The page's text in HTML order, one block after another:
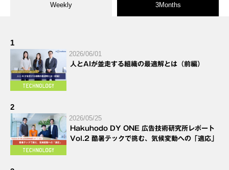
Weekly 3Months
1
2026/06/01
人とAIが並走する組織の最適解とは（前編）
2
2026/05/25
Hakuhodo DY ONE 広告技術研究所レポート
Vol.2 酷暑テックで挑む、気候変動への「適応」